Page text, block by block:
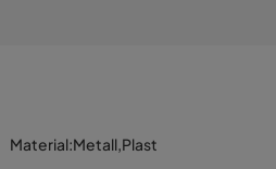
Material:Metall,Plast